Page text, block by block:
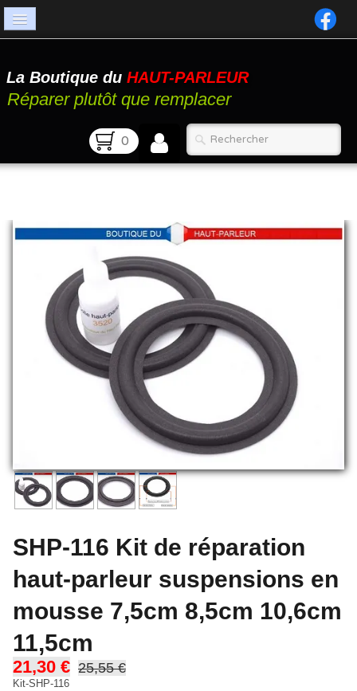
Catalogue
Atelier
La Boutique du HAUT-PARLEUR
Réparer plutôt que remplacer
0
SHP-116 Kit de réparation
haut-parleur suspensions en
mousse 7,5cm 8,5cm 10,6cm
11,5cm
21,30 € 25,55 €
Kit-SHP-116